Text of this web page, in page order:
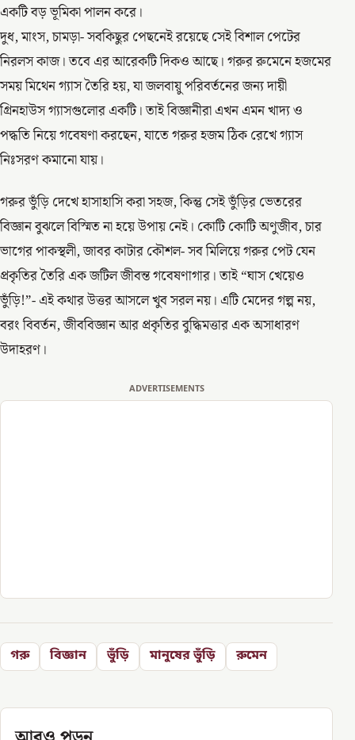
একটি বড় ভূমিকা পালন করে।
দুধ, মাংস, চামড়া- সবকিছুর পেছনেই রয়েছে সেই বিশাল পেটের
নিরলস কাজ। তবে এর আরেকটি দিকও আছে। গরুর রুমেনে হজমের
সময় মিথেন গ্যাস তৈরি হয়, যা জলবায়ু পরিবর্তনের জন্য দায়ী
গ্রিনহাউস গ্যাসগুলোর একটি। তাই বিজ্ঞানীরা এখন এমন খাদ্য ও
পদ্ধতি নিয়ে গবেষণা করছেন, যাতে গরুর হজম ঠিক রেখে গ্যাস
নিঃসরণ কমানো যায়।
গরুর ভুঁড়ি দেখে হাসাহাসি করা সহজ, কিন্তু সেই ভুঁড়ির ভেতরের
বিজ্ঞান বুঝলে বিস্মিত না হয়ে উপায় নেই। কোটি কোটি অণুজীব, চার
ভাগের পাকস্থলী, জাবর কাটার কৌশল- সব মিলিয়ে গরুর পেট যেন
প্রকৃতির তৈরি এক জটিল জীবন্ত গবেষণাগার। তাই “ঘাস খেয়েও
ভুঁড়ি!”- এই কথার উত্তর আসলে খুব সরল নয়। এটি মেদের গল্প নয়,
বরং বিবর্তন, জীববিজ্ঞান আর প্রকৃতির বুদ্ধিমত্তার এক অসাধারণ
উদাহরণ।
ADVERTISEMENTS
গরু বিজ্ঞান ভুঁড়ি মানুষের ভুঁড়ি রুমেন